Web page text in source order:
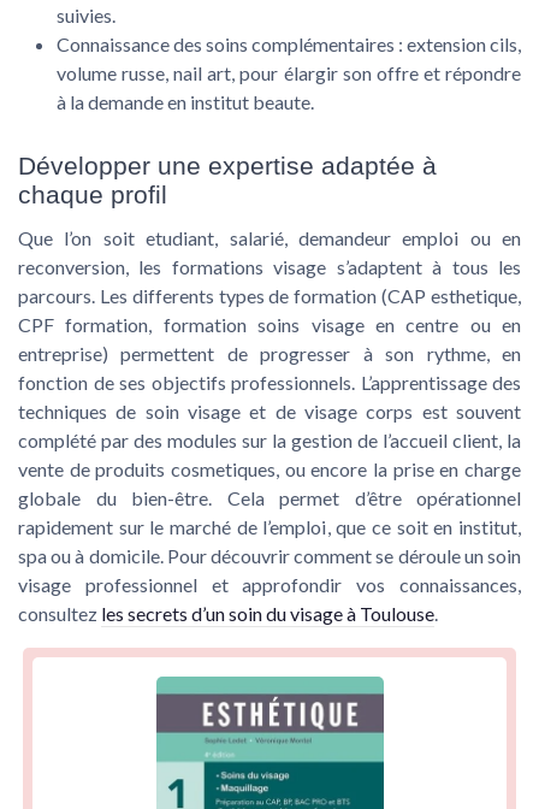
suivies.
Connaissance des soins complémentaires : extension cils,
volume russe, nail art, pour élargir son offre et répondre
à la demande en institut beaute.
Développer une expertise adaptée à
chaque profil
Que l’on soit etudiant, salarié, demandeur emploi ou en
reconversion, les formations visage s’adaptent à tous les
parcours. Les differents types de formation (CAP esthetique,
CPF formation, formation soins visage en centre ou en
entreprise) permettent de progresser à son rythme, en
fonction de ses objectifs professionnels. L’apprentissage des
techniques de soin visage et de visage corps est souvent
complété par des modules sur la gestion de l’accueil client, la
vente de produits cosmetiques, ou encore la prise en charge
globale du bien-être. Cela permet d’être opérationnel
rapidement sur le marché de l’emploi, que ce soit en institut,
spa ou à domicile. Pour découvrir comment se déroule un soin
visage professionnel et approfondir vos connaissances,
consultez les secrets d’un soin du visage à Toulouse.